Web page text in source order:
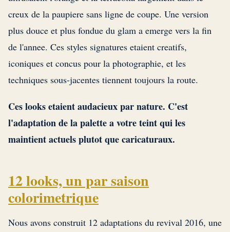
creux de la paupiere sans ligne de coupe. Une version
plus douce et plus fondue du glam a emerge vers la fin
de l'annee. Ces styles signatures etaient creatifs,
iconiques et concus pour la photographie, et les
techniques sous-jacentes tiennent toujours la route.
Ces looks etaient audacieux par nature. C'est
l'adaptation de la palette a votre teint qui les
maintient actuels plutot que caricaturaux.
12 looks, un par saison
colorimetrique
Nous avons construit 12 adaptations du revival 2016, une